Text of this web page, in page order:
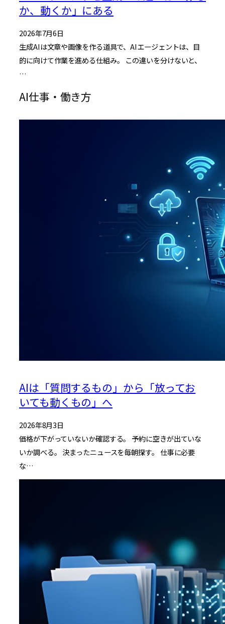
か、動くか」にある
2026年7月6日
生成AIは文章や画像を作る道具で、AIエージェントは、目
的に向けて作業を進める仕組み。 この違いを分けないと、
…
AI仕事・働き方
AIは「質問するもの」から「放ってお
いても動くもの」へ
2026年8月3日
価格が下がっていないか確認する。 予約に空きが出ていな
いか調べる。 決まったニュースを毎朝探す。 仕事に必要
な…